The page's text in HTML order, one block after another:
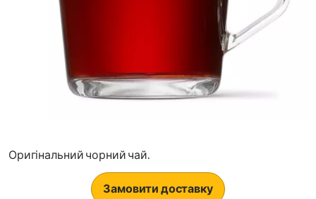
Оригінальний чорний чай.
Замовити доставку